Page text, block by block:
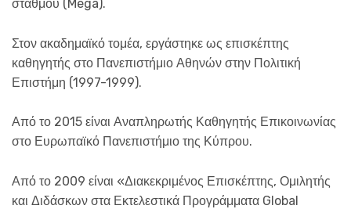
σταθμού (Mega).
Στον ακαδημαϊκό τομέα, εργάστηκε ως επισκέπτης
καθηγητής στο Πανεπιστήμιο Αθηνών στην Πολιτική
Επιστήμη (1997-1999).
Από το 2015 είναι Αναπληρωτής Καθηγητής Επικοινωνίας
στο Ευρωπαϊκό Πανεπιστήμιο της Κύπρου.
Από το 2009 είναι «Διακεκριμένος Επισκέπτης, Ομιλητής
και Διδάσκων στα Εκτελεστικά Προγράμματα Global